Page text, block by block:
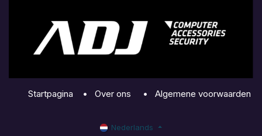
Startpagina • Over ons • Algemene voorwaarden
Nederlands